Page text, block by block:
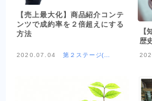
【売上最大化】商品紹介コンテ
ンツで成約率を２倍超えにする
方法
2020.07.04
第２ステージ(OE
【
歴